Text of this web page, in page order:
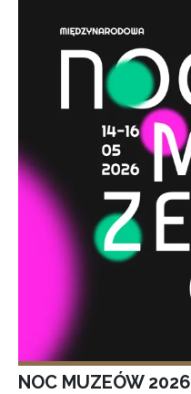
NOC MUZEÓW